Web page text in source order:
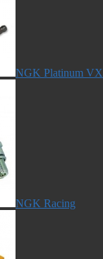
NGK Platinum VX
NGK Racing